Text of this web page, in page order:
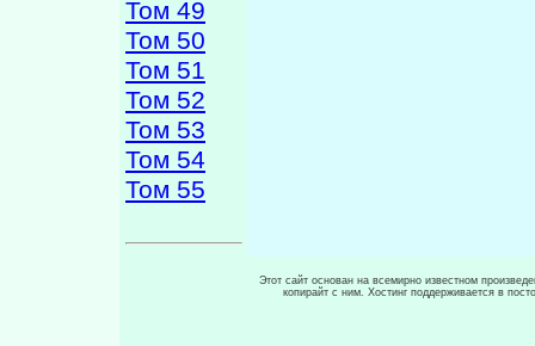
Том 49
Том 50
Том 51
Том 52
Том 53
Том 54
Том 55
Этот сайт основан на всемирно известном
копирайт с ним. Хостинг поддерживается в